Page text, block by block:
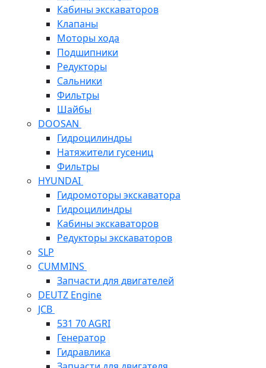
Кабины экскаваторов
Клапаны
Моторы хода
Подшипники
Редукторы
Сальники
Фильтры
Шайбы
DOOSAN
Гидроцилиндры
Натяжители гусениц
Фильтры
HYUNDAI
Гидромоторы экскаватора
Гидроцилиндры
Кабины экскаваторов
Редукторы экскаваторов
SLP
CUMMINS
Запчасти для двигателей
DEUTZ Engine
JCB
531 70 AGRI
Генератор
Гидравлика